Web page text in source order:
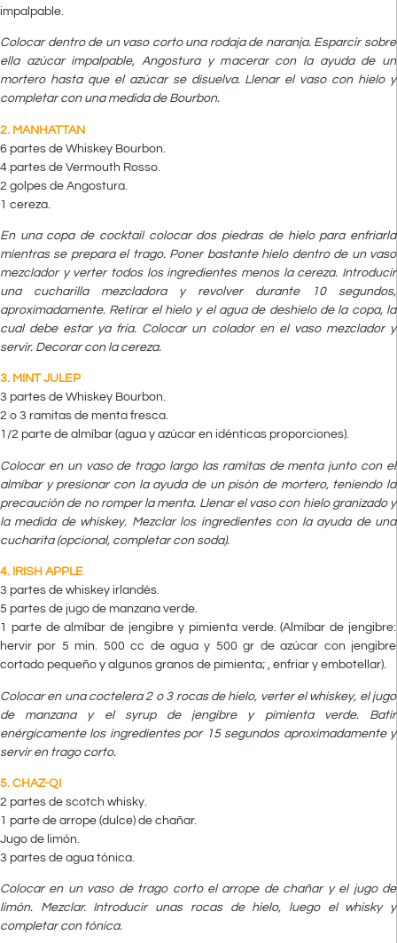
impalpable.
Colocar dentro de un vaso corto una rodaja de naranja. Esparcir sobre
ella azúcar impalpable, Angostura y macerar con la ayuda de un
mortero hasta que el azúcar se disuelva. Llenar el vaso con hielo y
completar con una medida de Bourbon.
2. MANHATTAN
6 partes de Whiskey Bourbon.
4 partes de Vermouth Rosso.
2 golpes de Angostura.
1 cereza.
En una copa de cocktail colocar dos piedras de hielo para enfriarla
mientras se prepara el trago. Poner bastante hielo dentro de un vaso
mezclador y verter todos los ingredientes menos la cereza. Introducir
una cucharilla mezcladora y revolver durante 10 segundos,
aproximadamente. Retirar el hielo y el agua de deshielo de la copa, la
cual debe estar ya fría. Colocar un colador en el vaso mezclador y
servir. Decorar con la cereza.
3. MINT JULEP
3 partes de Whiskey Bourbon.
2 o 3 ramitas de menta fresca.
1/2 parte de almíbar (agua y azúcar en idénticas proporciones).
Colocar en un vaso de trago largo las ramitas de menta junto con el
almíbar y presionar con la ayuda de un pisón de mortero, teniendo la
precaución de no romper la menta. Llenar el vaso con hielo granizado y
la medida de whiskey. Mezclar los ingredientes con la ayuda de una
cucharita (opcional, completar con soda).
4. IRISH APPLE
3 partes de whiskey irlandés.
5 partes de jugo de manzana verde.
1 parte de almíbar de jengibre y pimienta verde. (Almíbar de jengibre:
hervir por 5 min. 500 cc de agua y 500 gr de azúcar con jengibre
cortado pequeño y algunos granos de pimienta; , enfriar y embotellar).
Colocar en una coctelera 2 o 3 rocas de hielo, verter el whiskey, el jugo
de manzana y el syrup de jengibre y pimienta verde. Batir
enérgicamente los ingredientes por 15 segundos aproximadamente y
servir en trago corto.
5. CHAZ-QI
2 partes de scotch whisky.
1 parte de arrope (dulce) de chañar.
Jugo de limón.
3 partes de agua tónica.
Colocar en un vaso de trago corto el arrope de chañar y el jugo de
limón. Mezclar. Introducir unas rocas de hielo, luego el whisky y
completar con tónica.